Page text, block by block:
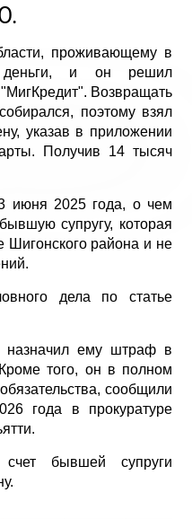
проживающему в
деньги, и он решил
Возвращать
поэтому взял
указав в приложении
Получив 14 тысяч
июня 2025 года, о чем
супругу, которая
Шигонского района и не
дела по статье
назначил ему штраф в
того, он в полном
сообщили
года в прокуратуре
бывшей супруги